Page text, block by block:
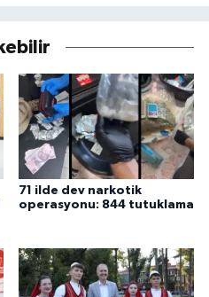
71 ilde dev narkotik
operasyonu: 844 tutuklama